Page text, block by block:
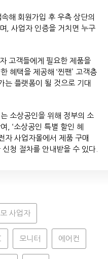
해 회원가입 후 우측 상단의
, 사업자 인증을 거치면 누구
고객들에게 필요한 제품을
혜택을 제공해 ‘찐팬’ 고객층
는 플랫폼이 될 것으로 기대
소상공인을 위해 정부의 소
, ‘소상공인 특별 할인 혜
자 사업자몰에서 제품 구매
청 절차를 안내받을 수 있다.
사업자
모니터 에어컨